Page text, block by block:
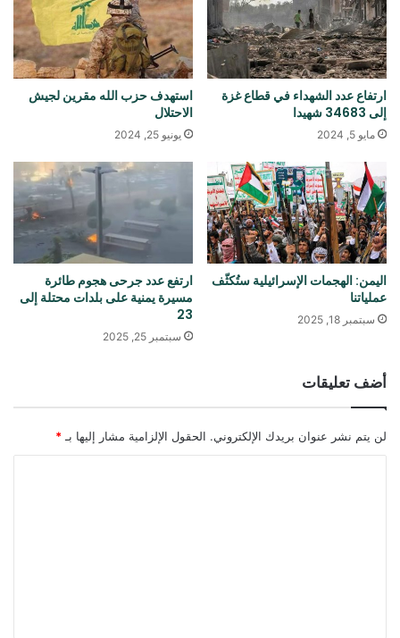
ارتفاع عدد الشهداء في قطاع غزة
إلى 34683 شهيدا
مايو 5, 2024
استهدف حزب الله مقرين لجيش
الاحتلال
يونيو 25, 2024
اليمن: الهجمات الإسرائيلية ستُكثّف
عملياتنا
سبتمبر 18, 2025
ارتفع عدد جرحى هجوم طائرة
مسيرة يمنية على بلدات محتلة إلى
23
سبتمبر 25, 2025
أضف تعليقات
لن يتم نشر عنوان بريدك الإلكتروني. الحقول الإلزامية مشار إليها بـ *